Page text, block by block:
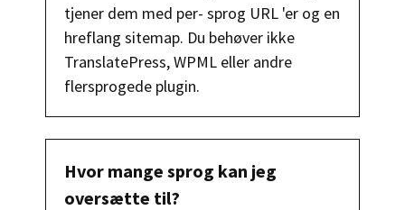
tjener dem med per- sprog URL 'er og en
hreflang sitemap. Du behøver ikke
TranslatePress, WPML eller andre
flersprogede plugin.
Hvor mange sprog kan jeg
oversætte til?